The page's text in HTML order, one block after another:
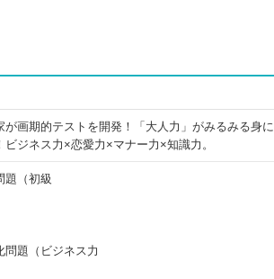
画期的テストを開発！「大人力」がみるみる身に
ジネス力×恋愛力×マナー力×知識力。
（初級
題（ビジネス力